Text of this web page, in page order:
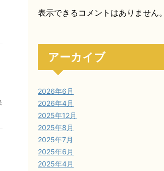
表示できるコメントはありません。
アーカイブ
2026年6月
2026年4月
2025年12月
2025年8月
2025年7月
2025年6月
2025年4月